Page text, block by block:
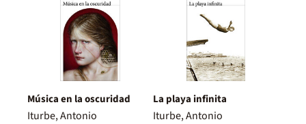
Música en la oscuridad
Iturbe, Antonio
La playa infinita
Iturbe, Antonio